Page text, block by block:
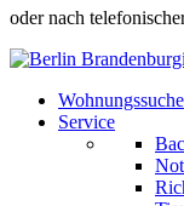
oder nach
Wohnungssuche
Service